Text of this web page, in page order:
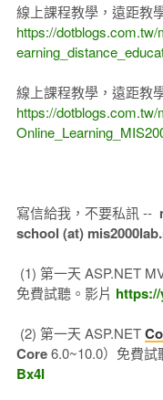
線上課程教學，遠距教
https://dotblogs.com.tw/
線上課程教學，遠距教
https://dotblogs.com.tw/
寫信給我，不要私訊 --
school (at)
(1) 第一天 ASP.NET
免費試聽。影片
(2) 第一天 ASP.NET
Core6.0~10.0）免費試
Bx4I